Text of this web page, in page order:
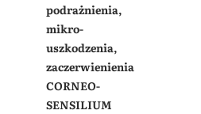
podrażnienia,
mikro-
uszkodzenia,
zaczerwienienia
CORNEO-
SENSILIUM